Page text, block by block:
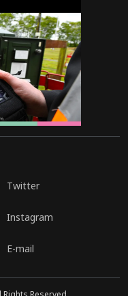
Twitter
Instagram
E-mail